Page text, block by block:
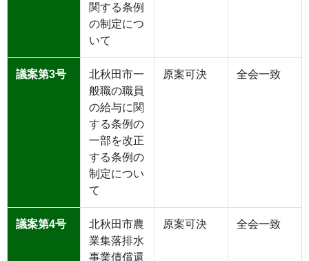
関する条例
の制定につ
いて
議案第3号
北秋田市一
般職の職員
の給与に関
する条例の
一部を改正
する条例の
制定につい
て
原案可決 全会一致
議案第4号
北秋田市農
業集落排水
事業債償還
原案可決 全会一致